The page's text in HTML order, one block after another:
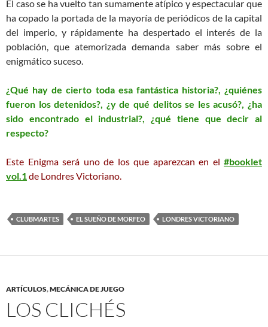
El caso se ha vuelto tan sumamente atípico y espectacular que
ha copado la portada de la mayoría de periódicos de la capital
del imperio, y rápidamente ha despertado el interés de la
población, que atemorizada demanda saber más sobre el
enigmático suceso.
¿Qué hay de cierto toda esa fantástica historia?, ¿quiénes
fueron los detenidos?, ¿y de qué delitos se les acusó?, ¿ha
sido encontrado el industrial?, ¿qué tiene que decir al
respecto?
Este Enigma será uno de los que aparezcan en el #booklet
vol.1de Londres Victoriano.
CLUBMARTES EL SUEÑO DE MORFEO LONDRES VICTORIANO
ARTÍCULOS,MECÁNICA DE JUEGO
LOS CLICHÉS